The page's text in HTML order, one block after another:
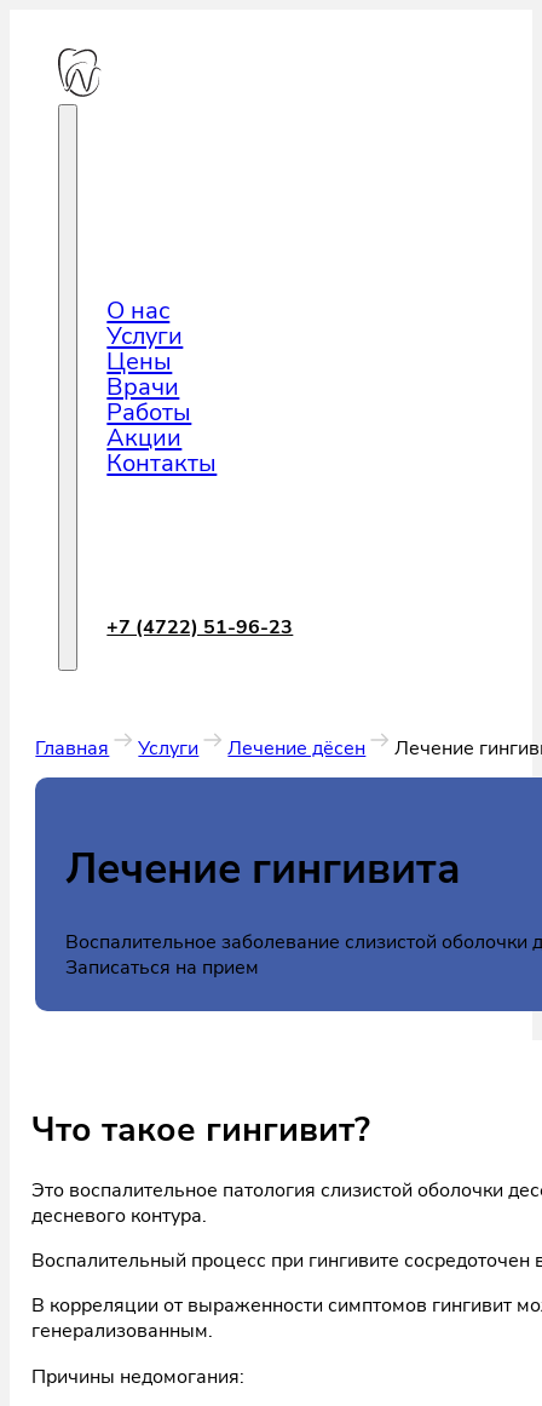
О нас
Услуги
Цены
Врачи
Работы
Акции
Контакты
+7 (4722) 51-96-23
Главная Услуги Лечение дёсен Лечение
Лечение гингивита
Воспалительное заболевание слизистой оболочки
Записаться на прием
Что такое гингивит?
Это воспалительное патология слизистой оболочки
десневого контура.
Воспалительный процесс при гингивите сосредоточен
В корреляции от выраженности симптомов гингивит
генерализованным.
Причины недомогания: